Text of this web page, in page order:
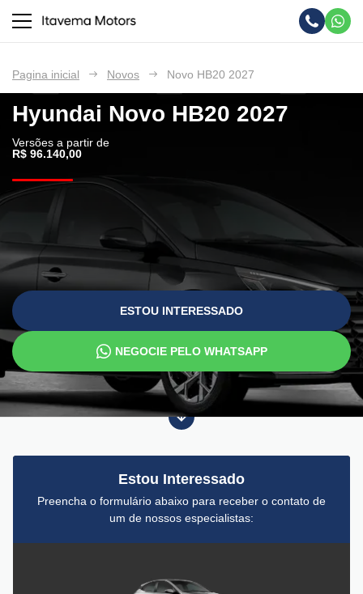
Pagina inicial Novos Novo HB20 2027
Hyundai Novo HB20 2027
Versões a partir de
R$ 96.140,00
ESTOU INTERESSADO
NEGOCIE PELO WHATSAPP
Estou Interessado
Preencha o formulário abaixo para receber o contato de
um de nossos especialistas: